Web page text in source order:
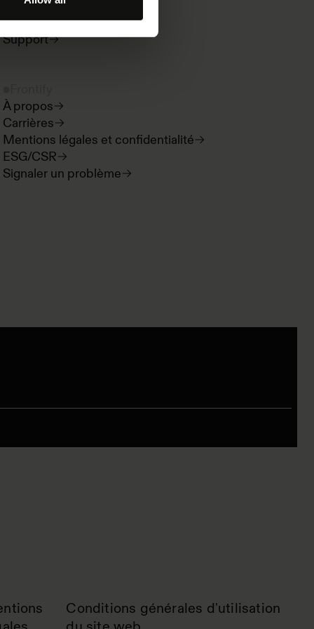
Nouveautés produit
Espace développeur
Support
À propos
Carrières
Mentions légales et confidentialité
ESG/CSR
Signaler un problème
Conditions générales d'utilisation